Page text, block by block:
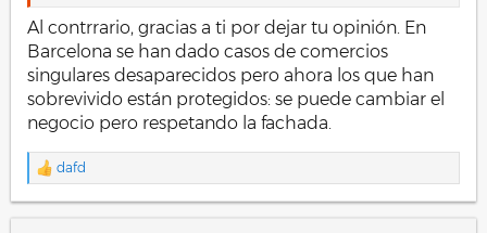
Al contrrario, gracias a ti por dejar tu opinión. En
Barcelona se han dado casos de comercios
singulares desaparecidos pero ahora los que han
sobrevivido están protegidos: se puede cambiar el
negocio pero respetando la fachada.
R
a
dafd